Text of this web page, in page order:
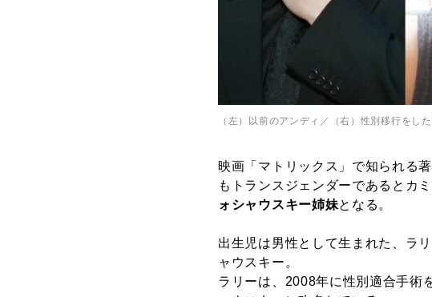
（左）以前のアンディ／（右）性別移行をし
映画「マトリックス」で知られる
もトランスジェンダーであるとカ
ォシャウスキー姉妹となる。
出生児は男性として生まれた、ラ
ャウスキー。
ラリーは、2008年に性別適合手術